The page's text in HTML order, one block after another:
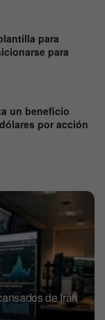
para
para
un beneficio
por acción
de Irán